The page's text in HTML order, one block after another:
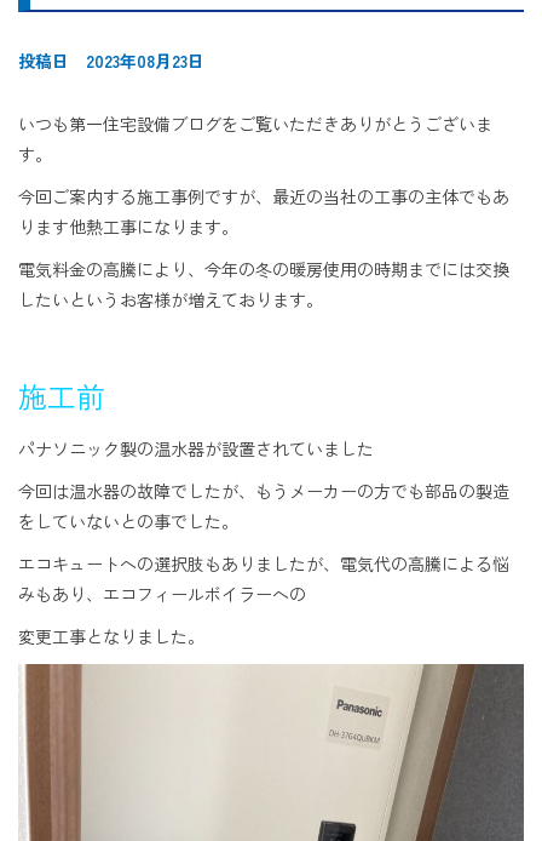
投稿日 2023年08月23日
いつも第一住宅設備ブログをご覧いただきありがとうございま
す。
今回ご案内する施工事例ですが、最近の当社の工事の主体でもあ
ります他熱工事になります。
電気料金の高騰により、今年の冬の暖房使用の時期までには交換
したいというお客様が増えております。
施工前
パナソニック製の温水器が設置されていました
今回は温水器の故障でしたが、もうメーカーの方でも部品の製造
をしていないとの事でした。
エコキュートへの選択肢もありましたが、電気代の高騰による悩
みもあり、エコフィールボイラーへの
変更工事となりました。